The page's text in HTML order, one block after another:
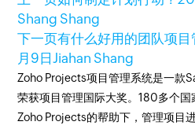
Shang Shang
下一页有什么好用的团队项
月9日Jiahan Shang
Zoho Projects项目管理系统是一款
荣获项目管理国际大奖。180多个
Zoho Projects的帮助下，管理项目